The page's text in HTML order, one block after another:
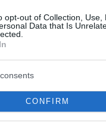
opt-out of Collection,
Data that Is
CONFIRM
διακρίνονται